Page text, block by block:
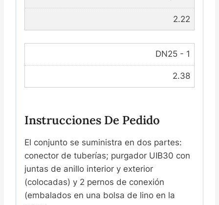
2.22
DN25 - 1
2.38
Instrucciones De Pedido
El conjunto se suministra en dos partes:
conector de tuberías; purgador UIB30 con
juntas de anillo interior y exterior
(colocadas) y 2 pernos de conexión
(embalados en una bolsa de lino en la